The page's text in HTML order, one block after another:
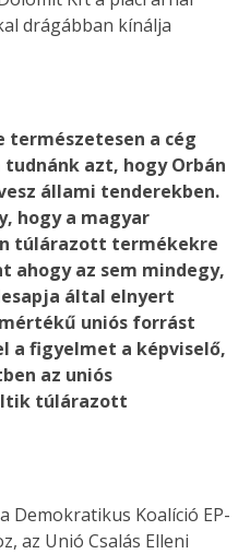
drágábban kínálja
természetesen a cég
tudnánk azt, hogy Orbán
állami tenderekben.
hogy a magyar
túlárazott termékekre
ahogy az sem mindegy,
által elnyert
uniós forrást
a figyelmet a képviselő,
az uniós
túlárazott
Demokratikus Koalíció EP-
az Unió Csalás Elleni